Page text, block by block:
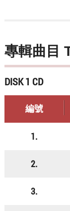
專輯曲目
DISK 1 CD
編號
1.
2.
3.